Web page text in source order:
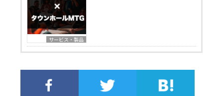
サービス・製品